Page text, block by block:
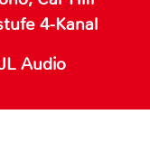
4-Kanal
Audio